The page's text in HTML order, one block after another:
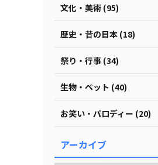
文化・美術 (95)
歴史・昔の日本 (18)
祭り・行事 (34)
生物・ペット (40)
お笑い・パロディー (20)
アーカイブ